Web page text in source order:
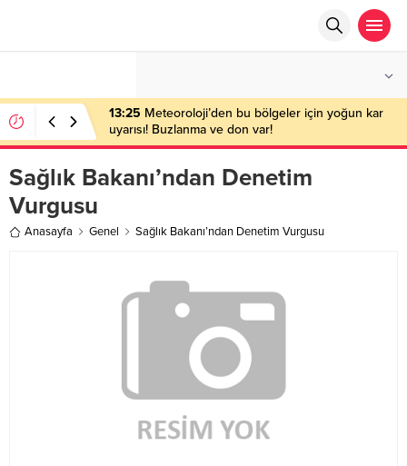
13:25 Meteoroloji’den bu bölgeler için yoğun kar
uyarısı! Buzlanma ve don var!
Sağlık Bakanı’ndan Denetim
Vurgusu
Anasayfa Genel Sağlık Bakanı’ndan Denetim Vurgusu